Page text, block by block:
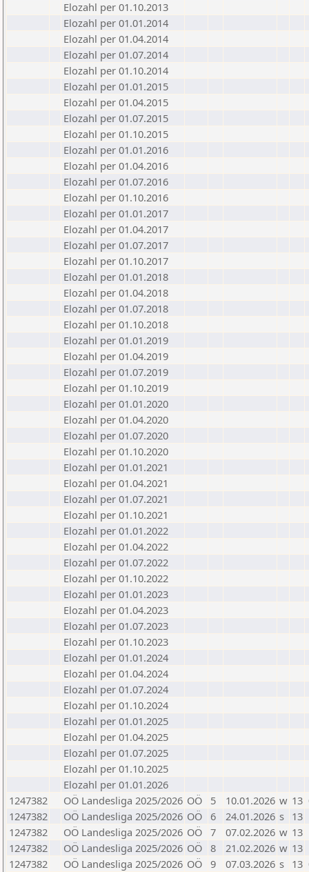
Elozahl per 01.10.2013
Elozahl per 01.01.2014
Elozahl per 01.04.2014
Elozahl per 01.07.2014
Elozahl per 01.10.2014
Elozahl per 01.01.2015
Elozahl per 01.04.2015
Elozahl per 01.07.2015
Elozahl per 01.10.2015
Elozahl per 01.01.2016
Elozahl per 01.04.2016
Elozahl per 01.07.2016
Elozahl per 01.10.2016
Elozahl per 01.01.2017
Elozahl per 01.04.2017
Elozahl per 01.07.2017
Elozahl per 01.10.2017
Elozahl per 01.01.2018
Elozahl per 01.04.2018
Elozahl per 01.07.2018
Elozahl per 01.10.2018
Elozahl per 01.01.2019
Elozahl per 01.04.2019
Elozahl per 01.07.2019
Elozahl per 01.10.2019
Elozahl per 01.01.2020
Elozahl per 01.04.2020
Elozahl per 01.07.2020
Elozahl per 01.10.2020
Elozahl per 01.01.2021
Elozahl per 01.04.2021
Elozahl per 01.07.2021
Elozahl per 01.10.2021
Elozahl per 01.01.2022
Elozahl per 01.04.2022
Elozahl per 01.07.2022
Elozahl per 01.10.2022
Elozahl per 01.01.2023
Elozahl per 01.04.2023
Elozahl per 01.07.2023
Elozahl per 01.10.2023
Elozahl per 01.01.2024
Elozahl per 01.04.2024
Elozahl per 01.07.2024
Elozahl per 01.10.2024
Elozahl per 01.01.2025
Elozahl per 01.04.2025
Elozahl per 01.07.2025
Elozahl per 01.10.2025
Elozahl per 01.01.2026
1247382
OÖ Landesliga 2025/2026 OÖ 5 10.01.2026 w 13
1247382
OÖ Landesliga 2025/2026 OÖ 6 24.01.2026 s 13
1247382
OÖ Landesliga 2025/2026 OÖ 7 07.02.2026 w 13
1247382
OÖ Landesliga 2025/2026 OÖ 8 21.02.2026 w 13
1247382
OÖ Landesliga 2025/2026 OÖ 9 07.03.2026 s 13